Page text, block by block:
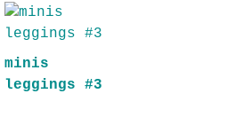
minis
leggings #3